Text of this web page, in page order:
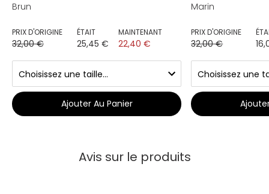
Brun
PRIX D'ORIGINE
32,00 €
ÉTAIT
25,45 €
MAINTENANT
22,40 €
Ajouter Au Panier
Marin
PRIX D'ORIGINE
32,00 €
Avis sur le produits